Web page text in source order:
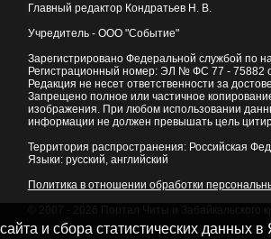
Главный редактор Кондратьев Н. В.
Учредитель - ООО "Событие"
Зарегистрировано Федеральной службой по
Регистрационный номер: ЭЛ № ФС 77 - 75882
Редакция не несет ответственности за
Запрещено полное или частичное
изображения. При любом использовании
информации не должен превышать цель
Территория распространения: Российская
Языки: русский, английский
Политика в отношении обработки
и сбора статистических данных